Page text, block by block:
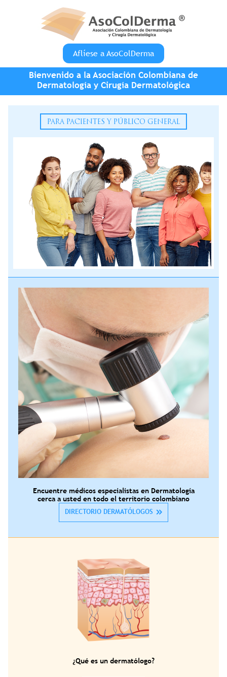
Pasar al contenido principal
Aflíese a AsoColDerma
Bienvenido a la Asociación Colombiana de
Dermatología y Cirugía Dermatológica
PARA PACIENTES Y PÚBLICO GENERAL
Encuentre médicos especialistas en Dermatología
cerca a usted en todo el territorio colombiano
DIRECTORIO DERMATÓLOGOS
¿Qué es un dermatólogo?